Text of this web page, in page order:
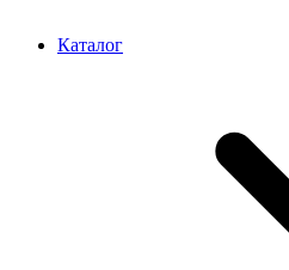
Каталог